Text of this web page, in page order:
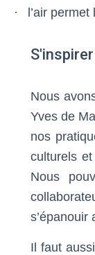
· l’air
Nous
Yves de
nos
culturels
Nous
s’épanouir
Il faut